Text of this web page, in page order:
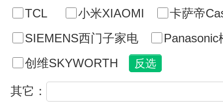
TCL
小米XIAOMI
卡萨帝
SIEMENS西门子家电
Panasonic
创维SKYWORTH
其它：